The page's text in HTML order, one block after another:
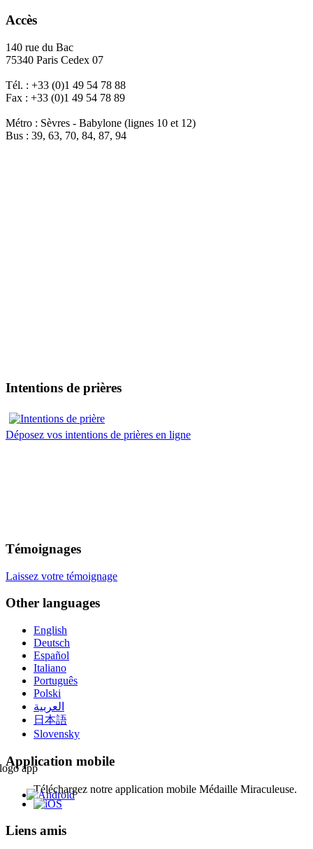
Accès
140 rue du Bac
75340 Paris Cedex 07
Tél. : +33 (0)1 49 54 78 88
Fax : +33 (0)1 49 54 78 89
Métro : Sèvres - Babylone (lignes 10 et 12)
Bus : 39, 63, 70, 84, 87, 94
Intentions de prières
Déposez vos intentions de prières en ligne
Témoignages
Laissez votre témoignage
Other languages
English
Deutsch
Español
Italiano
Português
Polski
العربية
日本語
Slovensky
Application mobile
Téléchargez notre application mobile Médaille Miraculeuse.
Liens amis